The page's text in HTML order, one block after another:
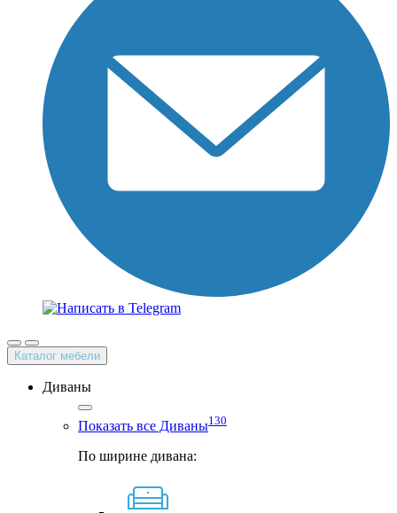
Каталог мебели
Диваны
Показать все Диваны130
По ширине дивана: